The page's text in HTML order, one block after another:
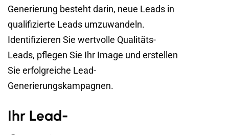
Generierung besteht darin, neue Leads in
qualifizierte Leads umzuwandeln.
Identifizieren Sie wertvolle Qualitäts-
Leads, pflegen Sie Ihr Image und erstellen
Sie erfolgreiche Lead-
Generierungskampagnen.
Ihr Lead-